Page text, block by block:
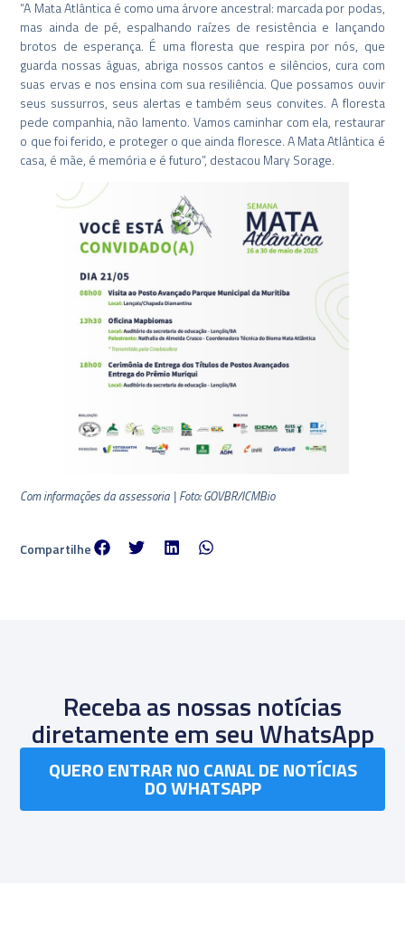
“A Mata Atlântica é como uma árvore ancestral: marcada por podas,
mas ainda de pé, espalhando raízes de resistência e lançando
brotos de esperança. É uma floresta que respira por nós, que
guarda nossas águas, abriga nossos cantos e silêncios, cura com
suas ervas e nos ensina com sua resiliência. Que possamos ouvir
seus sussurros, seus alertas e também seus convites. A floresta
pede companhia, não lamento. Vamos caminhar com ela, restaurar
o que foi ferido, e proteger o que ainda floresce. A Mata Atlântica é
casa, é mãe, é memória e é futuro”, destacou Mary Sorage.
Com informações da assessoria | Foto: GOVBR/ICMBio
Compartilhe
Receba as nossas notícias
diretamente em seu WhatsApp
QUERO ENTRAR NO CANAL DE NOTÍCIAS
DO WHATSAPP